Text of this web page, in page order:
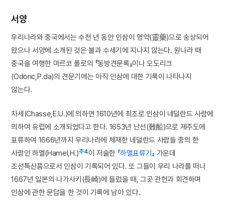
서양
우리나라와 중국에서는 수천 년 동안 인삼이 영약(靈藥)으로 숭상되어
왔으나 서양에 소개된 것은 불과 수세기에 지나지 않는다. 원나라 때
중국을 여행한 마르코 폴로의 『동방견문록』이나 오도리크
(Odoric,P.da)의 견문기에는 아직 인삼에 대한 기록이 나타나지
않는다.
차세(Chasse,E.U.)에 의하면 1610년에 최초로 인삼이 네덜란드 사람에
의하여 유럽에 소개되었다고 한다. 1653년 난선(難船)으로 제주도에
표류하여 1666년까지 우리나라에 체재한 네덜란드 사람들 중의 한
사람인 하멜(Hamel,H.)주4이 저술한 『하멜표류기』 가운데
조선특산품으로서 인삼이 기록되어 있다. 또 그들이 우리 나라를 떠나
1667년 일본의 나가사키(長崎)에 들렀을 때, 그곳 관헌과 회견하며
인삼에 관한 문답을 한 것이 기록에 남아 있다.